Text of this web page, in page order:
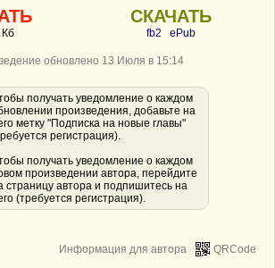
Кб
СКАЧАТЬ
fb2 ePub
обновлено 13 Июля в 15:14
получать уведомление о каждом
произведения, добавьте на
метку "Подписка на новые главы"
регистрация).
получать уведомление о каждом
произведении автора, перейдите
страницу автора и подпишитесь на
(требуется регистрация).
QRCode
Информация для автора